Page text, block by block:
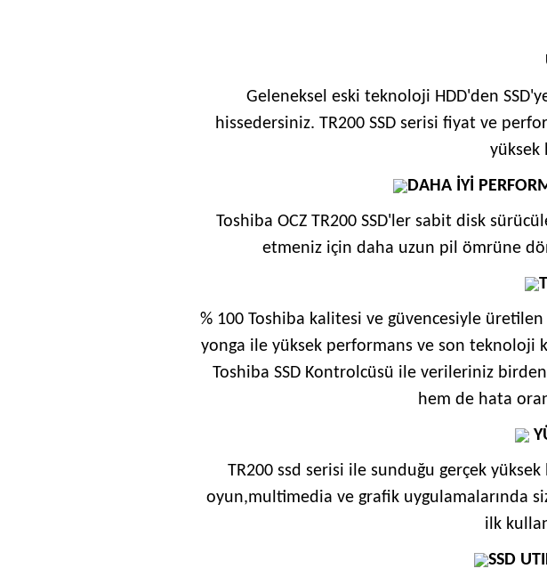
Geleneksel eski teknoloji HDD'den
hissedersiniz. TR200 SSD serisi fiyat ve
yüksek
DAHA İYİ
Toshiba OCZ TR200 SSD'ler sabit disk
etmeniz için daha uzun pil ömrüne
% 100 Toshiba kalitesi ve güvencesiyle
yonga ile yüksek performans ve son teknoloji
Toshiba SSD Kontrolcüsü ile verileriniz
hem de hata
TR200 ssd serisi ile sunduğu gerçek
oyun,multimedia ve grafik uygulamalarında
ilk
SSD